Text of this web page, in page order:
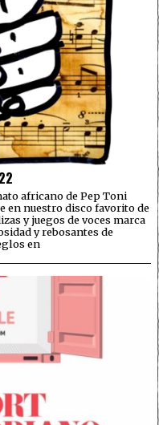
africano de Pep Toni
en nuestro disco favorito de
y juegos de voces marca
y rebosantes de
en